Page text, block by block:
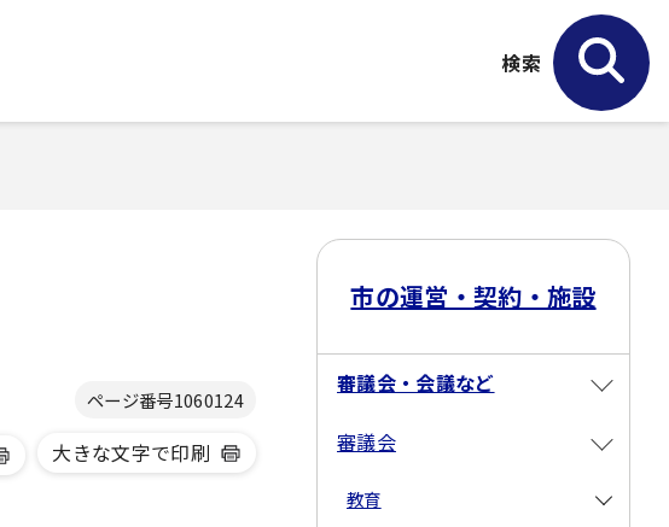
検索
ページ番号1060124
大きな文字で印刷
市の運営・契約・施設
審議会・会議など
審議会
教育